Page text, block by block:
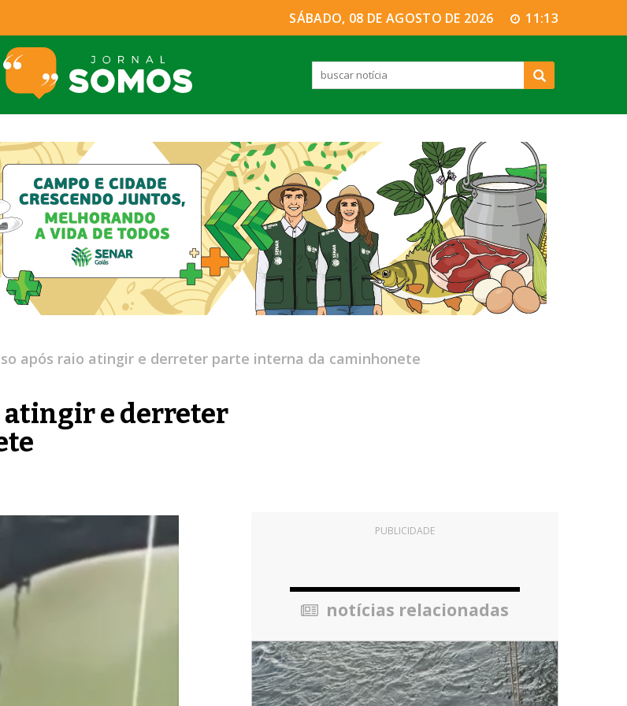
SÁBADO, 08 DE AGOSTO DE 2026 11:13
após raio atingir e derreter parte interna da caminhonete
atingir e derreter
PUBLICIDADE
notícias relacionadas